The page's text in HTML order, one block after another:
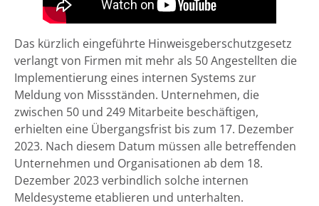
Das kürzlich eingeführte Hinweisgeberschutzgesetz
verlangt von Firmen mit mehr als 50 Angestellten die
Implementierung eines internen Systems zur
Meldung von Missständen. Unternehmen, die
zwischen 50 und 249 Mitarbeite beschäftigen,
erhielten eine Übergangsfrist bis zum 17. Dezember
2023. Nach diesem Datum müssen alle betreffenden
Unternehmen und Organisationen ab dem 18.
Dezember 2023 verbindlich solche internen
Meldesysteme etablieren und unterhalten.